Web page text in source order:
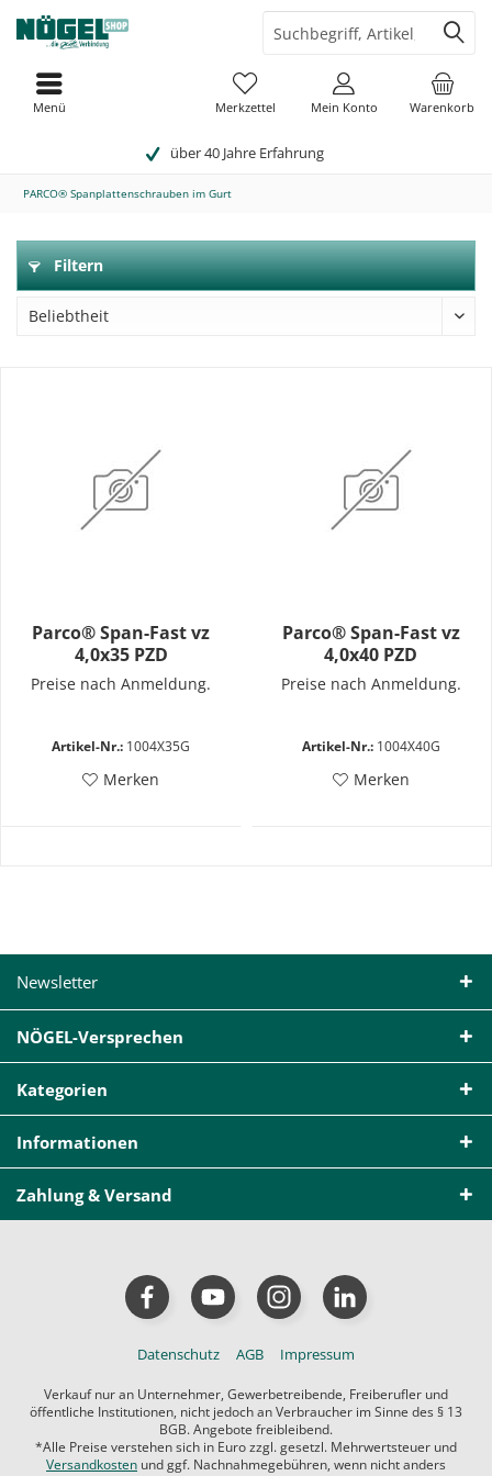
über 40 Jahre Erfahrung
Warenkorb
Merkzettel Mein Konto
Menü
PARCO® Spanplattenschrauben im Gurt
Filtern
Parco® Span-Fast vz
4,0x35 PZD
Preise nach Anmeldung.
Artikel-Nr.: 1004X35G
Merken
Parco® Span-Fast vz
4,0x40 PZD
Preise nach Anmeldung.
Artikel-Nr.:1004X40G
Merken
Newsletter
NÖGEL-Versprechen
Kategorien
Informationen
Zahlung & Versand
Datenschutz AGB Impressum
Verkauf nur an Unternehmer, Gewerbetreibende, Freiberufler und
öffentliche Institutionen, nicht jedoch an Verbraucher im Sinne des § 13
BGB. Angebote freibleibend.
*Alle Preise verstehen sich in Euro zzgl. gesetzl. Mehrwertsteuer und
Versandkosten und ggf. Nachnahmegebühren, wenn nicht anders